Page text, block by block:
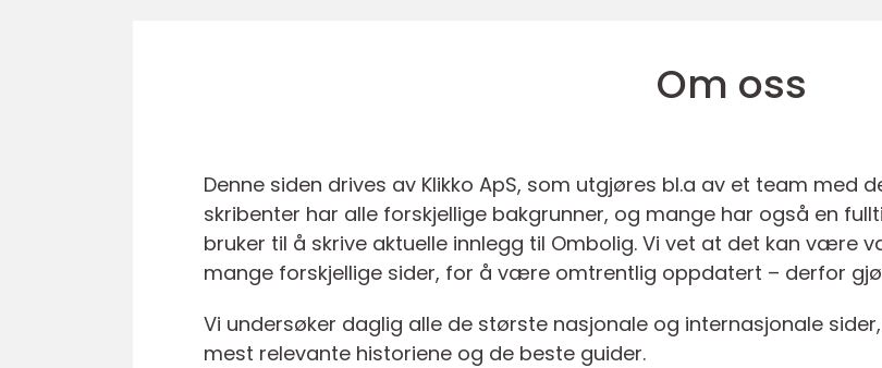
Om oss
Denne siden drives av Klikko ApS, som utgjøres bl.a av et team med
skribenter har alle forskjellige bakgrunner, og mange har også en
bruker til å skrive aktuelle innlegg til Ombolig. Vi vet at det kan være
mange forskjellige sider, for å være omtrentlig oppdatert – derfor
Vi undersøker daglig alle de største nasjonale og internasjonale
mest relevante historiene og de beste guider.